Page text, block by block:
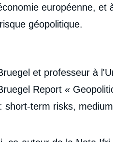
européenne, et
géopolitique.
et professeur à
Report «
short-term risks,